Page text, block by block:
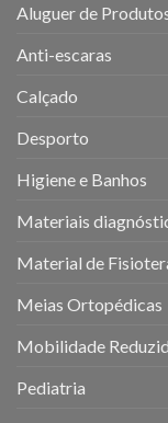
Aluguer de
Anti-escaras
Calçado
Desporto
Higiene e Banhos
Materiais
Material de
Meias Ortopédicas
Mobilidade
Pediatria